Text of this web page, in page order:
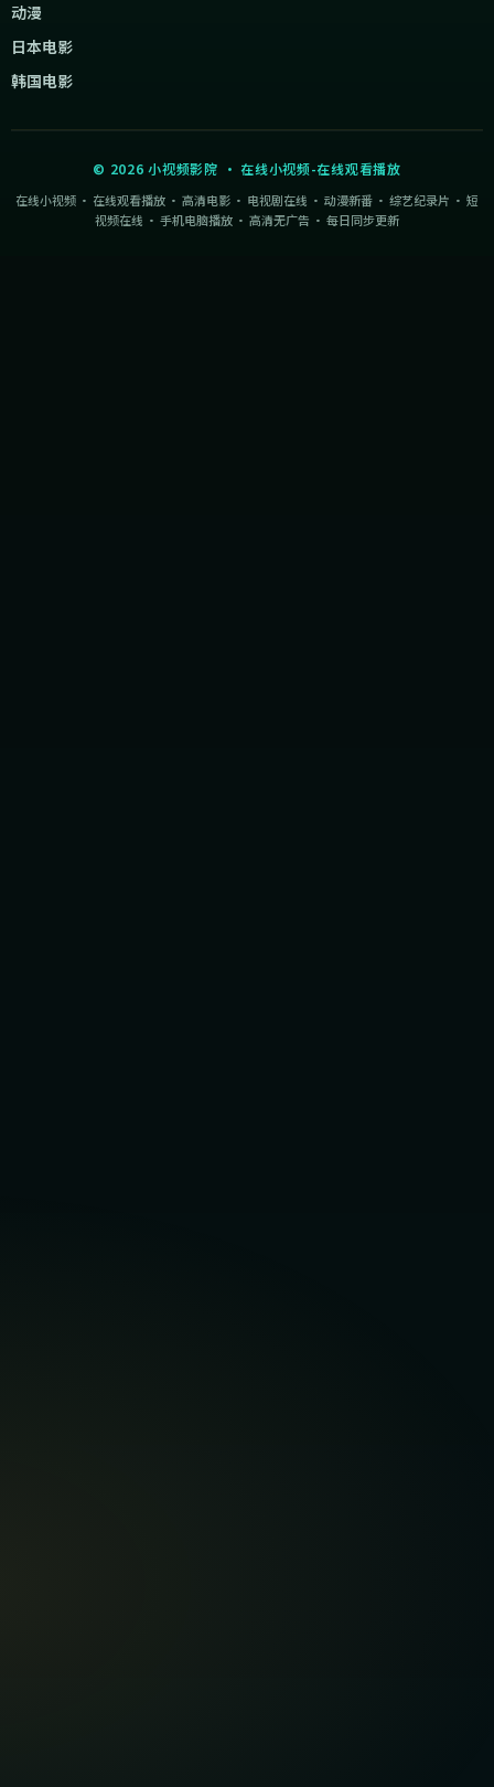
动漫
日本电影
韩国电影
© 2026 小视频影院 ·在线小视频-在线观看播放
在线小视频 · 在线观看播放 · 高清电影 · 电视剧在线 · 动漫新番 · 综艺纪录片 · 短
视频在线 · 手机电脑播放 · 高清无广告 · 每日同步更新